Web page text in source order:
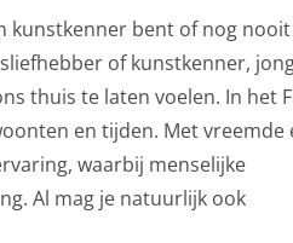
kunstkenner bent of nog
of kunstkenner,
thuis te laten voelen. In het
en tijden. Met vreemde
waarbij menselijke
Al mag je natuurlijk ook
mogelijk, zoals cookies (web)
waarmee we jou de meest
je op de website bekijkt of op